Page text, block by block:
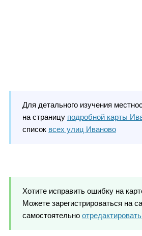
Для детального изучения
на страницу подробной карты
список всех улиц Иваново
Хотите исправить ошибку на
Можете зарегистрироваться на
самостоятельно